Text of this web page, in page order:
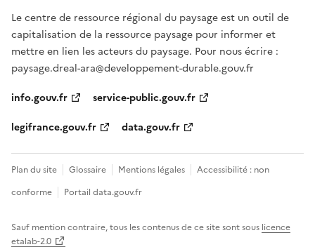
Le centre de ressource régional du paysage est un outil de
capitalisation de la ressource paysage pour informer et
mettre en lien les acteurs du paysage. Pour nous écrire :
paysage.dreal-ara@developpement-durable.gouv.fr
info.gouv.fr
service-public.gouv.fr
legifrance.gouv.fr
data.gouv.fr
Plan du site Glossaire Mentions légales
Accessibilité : non
conforme
Portail data.gouv.fr
Sauf mention contraire, tous les contenus de ce site sont sous licence
etalab-2.0